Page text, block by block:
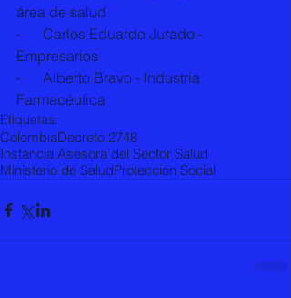
área de salud
-      Carlos Eduardo Jurado -
Empresarios
-      Alberto Bravo - Industria
Farmacéutica
Etiquetas:
ColombiaDecreto 2748
Instancia Asesora del Sector Salud
Ministerio de SaludProtección Social